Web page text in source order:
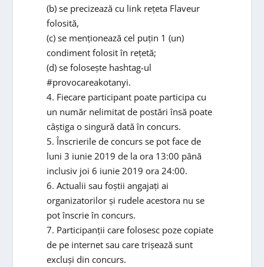
(b) se precizează cu link rețeta Flaveur
folosită,
(c) se menționează cel puțin 1 (un)
condiment folosit în rețetă;
(d) se folosește hashtag-ul
#provocareakotanyi.
4. Fiecare participant poate participa cu
un număr nelimitat de postări însă poate
câștiga o singură dată în concurs.
5. Înscrierile de concurs se pot face de
luni 3 iunie 2019 de la ora 13:00 până
inclusiv joi 6 iunie 2019 ora 24:00.
6. Actualii sau foștii angajați ai
organizatorilor și rudele acestora nu se
pot înscrie în concurs.
7. Participanții care folosesc poze copiate
de pe internet sau care trișează sunt
excluși din concurs.